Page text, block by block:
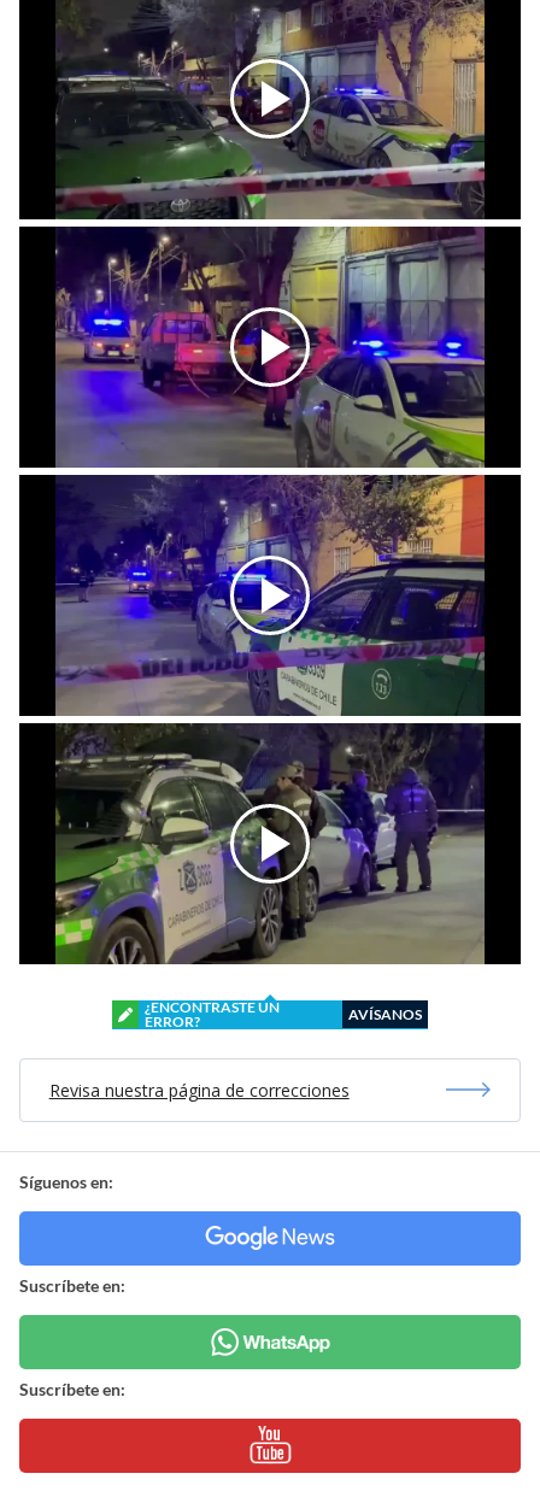
¿ENCONTRASTE UN
ERROR?
AVÍSANOS
Revisa nuestra página de correcciones
Síguenos en:
Suscríbete en:
Suscríbete en: